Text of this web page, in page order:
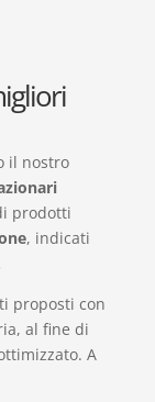
il nostro
prodotti
, indicati
proposti con
al fine di
A